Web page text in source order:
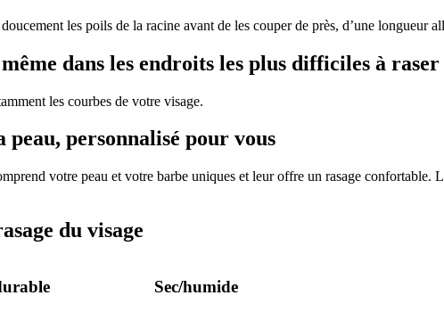
les poils de la racine avant de les couper de près, d’une longueur
dans les endroits les plus difficiles à raser
les courbes de votre visage.
personnalisé pour vous
votre peau et votre barbe uniques et leur offre un rasage confortable.
du visage
Sec/humide